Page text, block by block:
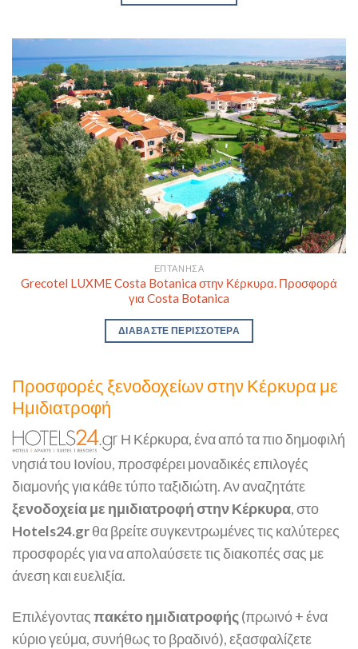
ΕΠΤΆΝΗΣΑ
Grecotel LUXME Costa Botanica στην Κέρκυρα. Προσφορά
για Costa Botanica
ΔΙΑΒΆΣΤΕ ΠΕΡΙΣΣΌΤΕΡΑ
Προσφορές ξενοδοχείων στην Κέρκυρα με
Ημιδιατροφή
Η Κέρκυρα, ένα από τα πιο δημοφιλή
νησιά του Ιονίου, προσφέρει μοναδικές επιλογές
διαμονής για κάθε τύπο ταξιδιώτη. Αν αναζητάτε
ξενοδοχεία με ημιδιατροφή στην Κέρκυρα, στο
Hotels24.grθα βρείτε συγκεντρωμένες τις καλύτερες
προσφορές για να απολαύσετε τις διακοπές σας με
άνεση και ευελιξία.
Επιλέγονταςπακέτο ημιδιατροφής(πρωινό + ένα
κύριο γεύμα, συνήθως το βραδινό), εξασφαλίζετε